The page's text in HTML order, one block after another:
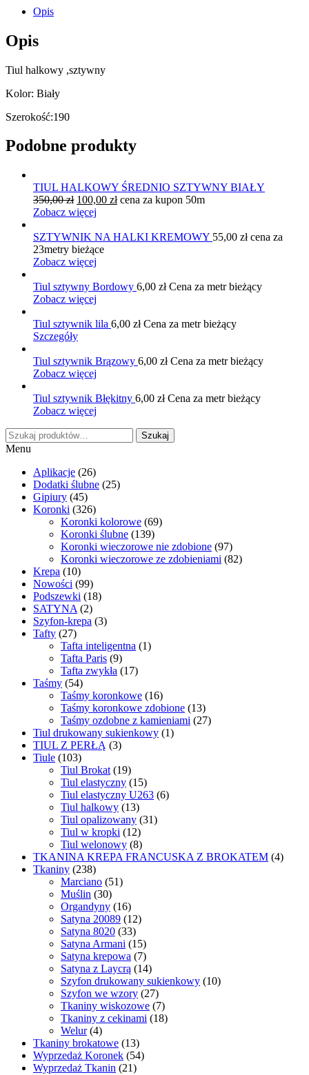
Opis
Opis
Tiul halkowy ,sztywny
Kolor: Biały
Szerokość:190
Podobne produkty
TIUL HALKOWY ŚREDNIO SZTYWNY BIAŁY
350,00zł Pierwotna
cena
350,00 zł.
100,00 złAktualna
100,00 zł.
cena za kupon 50m
Zobacz więcej
SZTYWNIK NA HALKI KREMOWY 55,00 złcena za
23metry bieżące
Zobacz więcej
Tiul sztywny Bordowy 6,00 złCena za metr bieżący
Zobacz więcej
Tiul sztywnik lila 6,00 złCena za metr bieżący
Szczegóły
Tiul sztywnik Brązowy 6,00 złCena za metr bieżący
Zobacz więcej
Tiul sztywnik Błękitny 6,00 złCena za metr bieżący
Zobacz więcej
Szukaj:
Szukaj
Menu
Aplikacje (26)
Dodatki ślubne (25)
Gipiury (45)
Koronki (326)
Koronki kolorowe (69)
Koronki ślubne (139)
Koronki wieczorowe nie zdobione (97)
Koronki wieczorowe ze zdobieniami (82)
Krepa (10)
Nowości (99)
Podszewki (18)
SATYNA (2)
Szyfon-krepa (3)
Tafty (27)
Tafta inteligentna (1)
Tafta Paris (9)
Tafta zwykła (17)
Taśmy (54)
Taśmy koronkowe (16)
Taśmy koronkowe zdobione (13)
Taśmy ozdobne z kamieniami (27)
Tiul drukowany sukienkowy (1)
TIUL Z PERŁĄ (3)
Tiule (103)
Tiul Brokat (19)
Tiul elastyczny (15)
Tiul elastyczny U263 (6)
Tiul halkowy (13)
Tiul opalizowany (31)
Tiul w kropki (12)
Tiul welonowy (8)
TKANINA KREPA FRANCUSKA Z BROKATEM (4)
Tkaniny (238)
Marciano (51)
Muślin (30)
Organdyny (16)
Satyna 20089 (12)
Satyna 8020 (33)
Satyna Armani (15)
Satyna krepowa (7)
Satyna z Laycrą (14)
Szyfon drukowany sukienkowy (10)
Szyfon we wzory (27)
Tkaniny wiskozowe (7)
Tkaniny z cekinami (18)
Welur (4)
Tkaniny brokatowe (13)
Wyprzedaż Koronek (54)
Wyprzedaż Tkanin (21)